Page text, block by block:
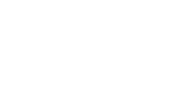
beim
Gipfel im
Leimen